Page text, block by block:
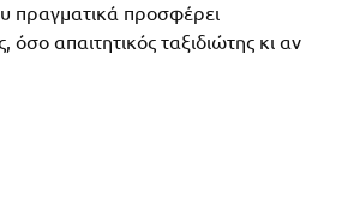
πραγματικά προσφέρει
όσο απαιτητικός ταξιδιώτης κι αν